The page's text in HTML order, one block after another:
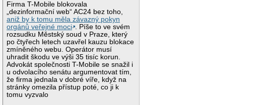
Firma T-Mobile blokovala
„dezinformační web“ AC24 bez toho,
aniž by k tomu měla závazný pokyn
orgánů veřejné moci . Píše to ve svém
rozsudku Městský soud v Praze, který
po čtyřech letech uzavřel kauzu blokace
zmíněného webu. Operátor musí
uhradit škodu ve výši 35 tisíc korun.
Advokát společnosti T-Mobile se snažil i
u odvolacího senátu argumentovat tím,
že firma jednala v dobré víře, když na
stránky omezila přístup poté, co ji k
tomu vyzvalo